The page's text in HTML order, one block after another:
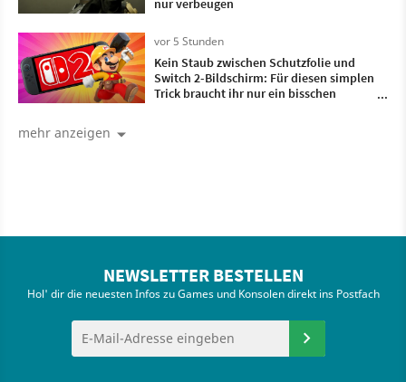
vor 5 Stunden
Kein Staub zwischen Schutzfolie und
Switch 2-Bildschirm: Für diesen simplen
Trick braucht ihr nur ein bisschen
mehr anzeigen
NEWSLETTER BESTELLEN
Hol' dir die neuesten Infos zu Games und Konsolen direkt ins Postfach